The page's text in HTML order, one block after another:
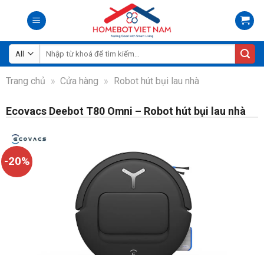
Tìm
Trang chủ » Cửa hàng » Robot hút bụi lau nhà
Ecovacs Deebot T80 Omni – Robot hút bụi lau nhà
-20%